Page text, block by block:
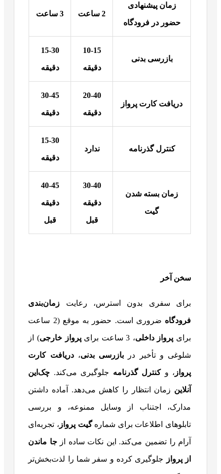
زمان پیشنهادی
حضور در فرودگاه
2 ساعت 3 ساعت
بازرسی بدنی
10-15
دقیقه
15-30
دقیقه
دریافت کارت پرواز
20-40
دقیقه
30-45
دقیقه
کنترل گذرنامه ندارد
15-30
دقیقه
زمان بسته شدن
گیت
30-40
دقیقه
قبل
40-45
دقیقه
قبل
سخن آخر
برای سفری بدون استرس، رعایت زمان‌بندی
فرودگاه ضروری است. حضور به موقع (2 ساعت
برای پرواز داخلی، 3 ساعت برای پرواز خارجی) از
شلوغی و تأخیر در بازرسی بدنی،دریافت کارت
پرواز ، وکنترل گذرنامه جلوگیری می‌کند. چک‌این
آنلاین زمان انتظار را کاهش می‌دهد. آماده داشتن
مدارک، اجتناب از وسایل ممنوعه، و بررسی
تابلوهای اطلاعات برای شمارهگیت پرواز ، تجربه‌ای
آرام را تضمین می‌کند. این نکات ساده ازجا ماندن
از پرواز جلوگیری کرده و سفر شما را لذت‌بخش‌تر